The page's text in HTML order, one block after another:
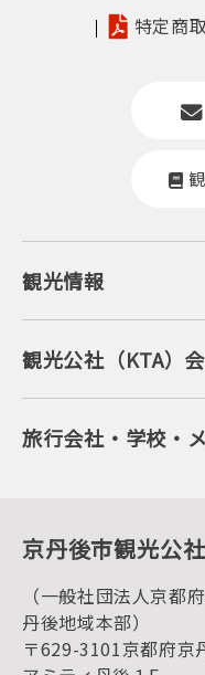
特定商
観光情報
京丹後について
ジオパークの絶景
キャンプ・グラ
自然景観
旬の食
フルーツ
美術館・資料館
観光
海水浴
キャンプ
お宿探し
宿泊・日帰り予約
予約照会・予約
宿泊施設一覧（
観光公社（KTA）
KTA会員コミュニテ
会員向けサービス
KTAニュースレター
会員加入・会員情
旅行会社・学校・
プレスリリース
京丹後市観光公社
（一般社団法人京
丹後地域本部）
〒629-3101京都府